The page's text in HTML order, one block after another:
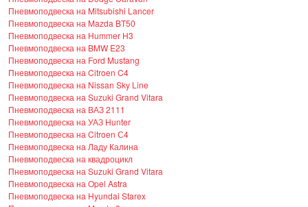
Пневмоподвеска на Mitsubishi Lancer
Пневмоподвеска на Mazda BT50
Пневмоподвеска на Hummer H3
Пневмоподвеска на BMW E23
Пневмоподвеска на Ford Mustang
Пневмоподвеска на Citroen C4
Пневмоподвеска на Nissan Sky Line
Пневмоподвеска на Suzuki Grand Vitara
Пневмоподвеска на ВАЗ 2111
Пневмоподвеска на УАЗ Hunter
Пневмоподвеска на Citroen С4
Пневмоподвеска на Ладу Калина
Пневмоподвеска на квадроцикл
Пневмоподвеска на Suzuki Grand Vitara
Пневмоподвеска на Opel Astra
Пневмоподвеска на Hyundai Starex